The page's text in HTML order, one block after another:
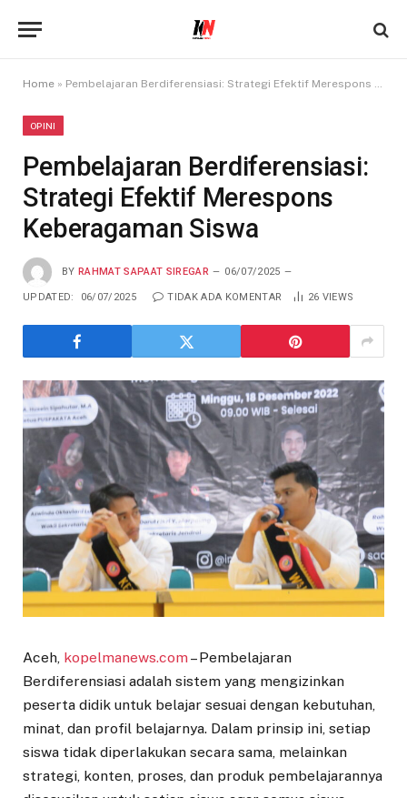
Home » Pembelajaran Berdiferensiasi: Strategi Efektif Merespons Keberagaman Siswa
OPINI
Pembelajaran Berdiferensiasi:
Strategi Efektif Merespons
Keberagaman Siswa
BY RAHMAT SAPAAT SIREGAR 06/07/2025
UPDATED: 06/07/2025 TIDAK ADA KOMENTAR 26 VIEWS
Aceh, kopelmanews.com– Pembelajaran
Berdiferensiasi adalah sistem yang mengizinkan
peserta didik untuk belajar sesuai dengan kebutuhan,
minat, dan profil belajarnya. Dalam prinsip ini, setiap
siswa tidak diperlakukan secara sama, melainkan
strategi, konten, proses, dan produk pembelajarannya